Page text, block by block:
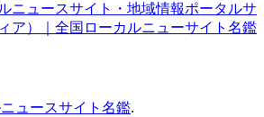
ニュースサイト・地域情報ポータルサ
ア）｜全国ローカルニューサイト名鑑
ュースサイト名鑑.